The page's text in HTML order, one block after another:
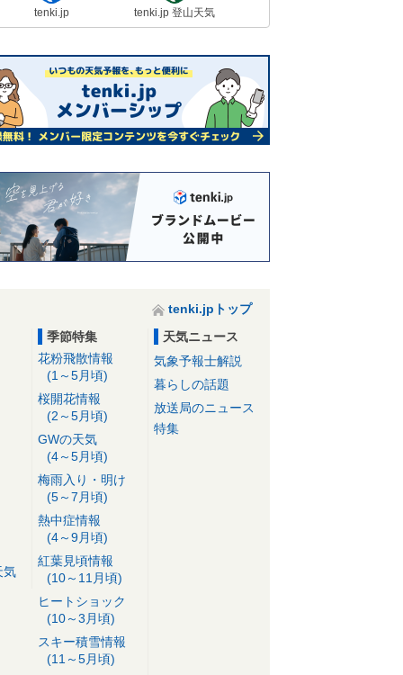
tenki.jp tenki.jp 登山天気
tenki.jpトップ
気
季節特集
花粉飛散情報
(1～5月頃)
桜開花情報
(2～5月頃)
GWの天気
(4～5月頃)
梅雨入り・明け
(5～7月頃)
熱中症情報
(4～9月頃)
紅葉見頃情報
(10～11月頃)
ヒートショック
(10～3月頃)
スキー積雪情報
(11～5月頃)
天気ニュース
気象予報士解説
暮らしの話題
放送局のニュース
特集